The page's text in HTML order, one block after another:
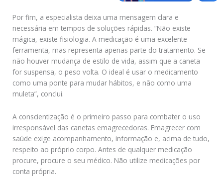
Por fim, a especialista deixa uma mensagem clara e
necessária em tempos de soluções rápidas. “Não existe
mágica, existe fisiologia. A medicação é uma excelente
ferramenta, mas representa apenas parte do tratamento. Se
não houver mudança de estilo de vida, assim que a caneta
for suspensa, o peso volta. O ideal é usar o medicamento
como uma ponte para mudar hábitos, e não como uma
muleta”, conclui.
A conscientização é o primeiro passo para combater o uso
irresponsável das canetas emagrecedoras. Emagrecer com
saúde exige acompanhamento, informação e, acima de tudo,
respeito ao próprio corpo. Antes de qualquer medicação
procure, procure o seu médico. Não utilize medicações por
conta própria.